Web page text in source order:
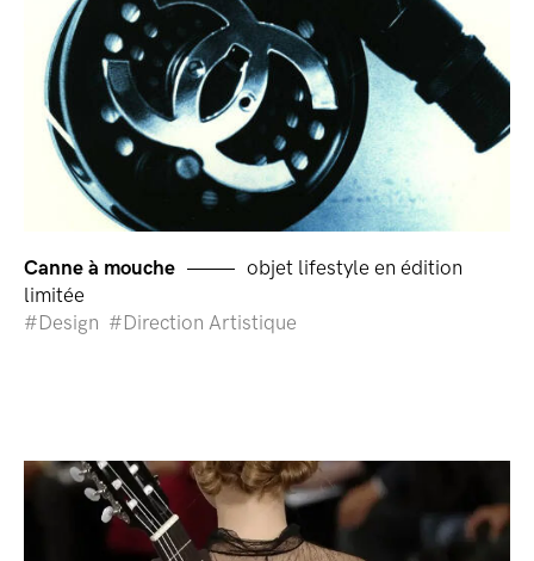
Canne à mouche
objet lifestyle en édition
limitée
Design
Direction Artistique